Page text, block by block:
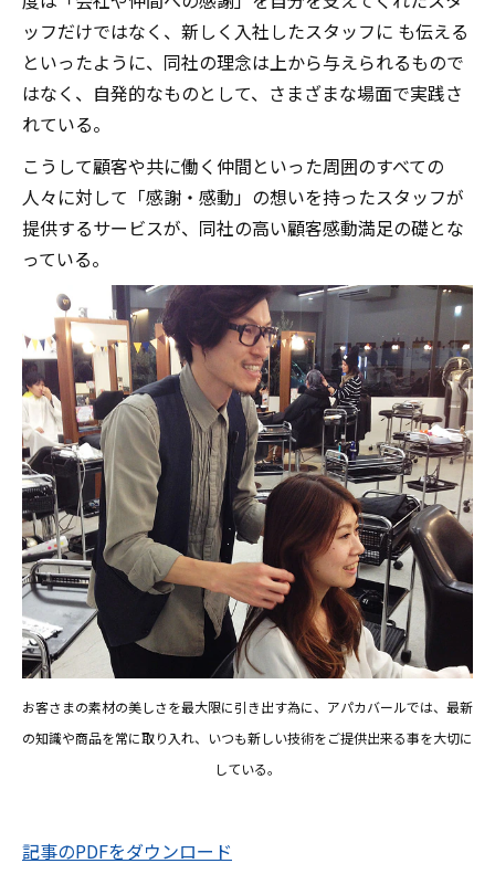
ッフだけではなく、新しく入社したスタッフに も伝える
といったように、同社の理念は上から与えられるもので
はなく、自発的なものとして、さまざまな場面で実践さ
れている。
こうして顧客や共に働く仲間といった周囲のすべての
人々に対して「感謝・感動」の想いを持ったスタッフが
提供するサービスが、同社の高い顧客感動満足の礎とな
っている。
お客さまの素材の美しさを最大限に引き出す為に、アパカバールでは、最新
の知識や商品を常に取り入れ、いつも新しい技術をご提供出来る事を大切に
している。
記事のPDFをダウンロード